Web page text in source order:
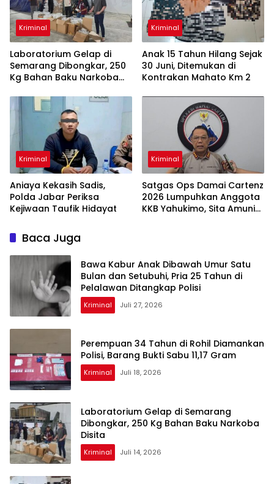
Kriminal
Laboratorium Gelap di
Semarang Dibongkar, 250
Kg Bahan Baku Narkoba
Kriminal
Anak 15 Tahun Hilang Sejak
30 Juni, Ditemukan di
Kontrakan Mahato Km 2
Kriminal
Aniaya Kekasih Sadis,
Polda Jabar Periksa
Kejiwaan Taufik Hidayat
Kriminal
Satgas Ops Damai Cartenz
2026 Lumpuhkan Anggota
KKB Yahukimo, Sita Amunisi
Baca Juga
Bawa Kabur Anak Dibawah Umur Satu
Bulan dan Setubuhi, Pria 25 Tahun di
Pelalawan Ditangkap Polisi
Kriminal Juli 27, 2026
Perempuan 34 Tahun di Rohil Diamankan
Polisi, Barang Bukti Sabu 11,17 Gram
Kriminal Juli 18, 2026
Laboratorium Gelap di Semarang
Dibongkar, 250 Kg Bahan Baku Narkoba
Disita
Kriminal Juli 14, 2026